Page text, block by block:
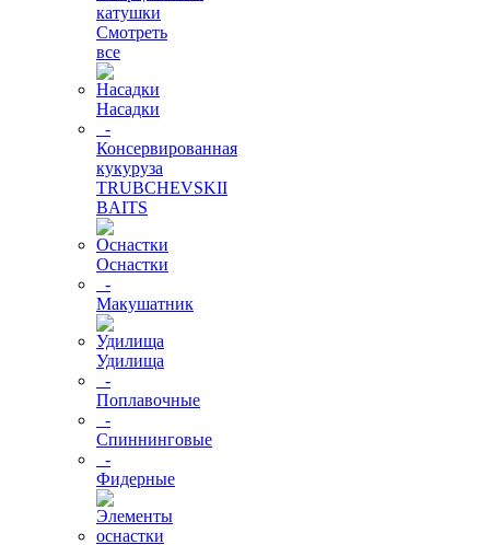
катушки
Смотреть
все
Насадки
-
Консервированная
кукуруза
TRUBCHEVSKII
BAITS
Оснастки
-
Макушатник
Удилища
-
Поплавочные
-
Спиннинговые
-
Фидерные